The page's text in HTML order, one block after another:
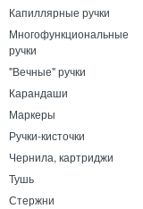
Капиллярные ручки
Многофункциональные
ручки
"Вечные" ручки
Карандаши
Маркеры
Ручки-кисточки
Чернила, картриджи
Тушь
Стержни